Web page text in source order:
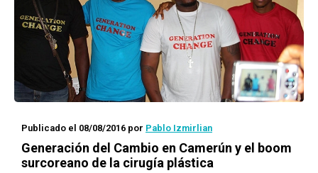
Publicado el 08/08/2016 por Pablo Izmirlian
Generación del Cambio en Camerún y el boom
surcoreano de la cirugía plástica